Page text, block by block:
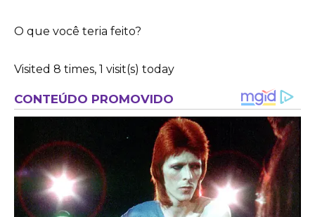
O que você teria feito?
Visited 8 times, 1 visit(s) today